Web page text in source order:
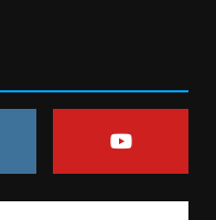
nelle
a colpi di arma